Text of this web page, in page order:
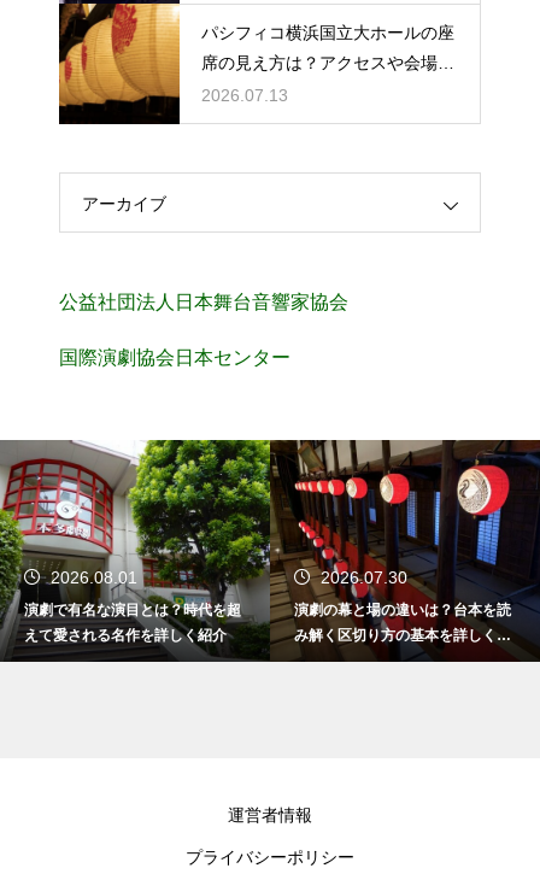
パシフィコ横浜国立大ホールの座
席の見え方は？アクセスや会場の
規模感も徹底チェック
2026.07.13
アーカイブ
公益社団法人日本舞台音響家協会
国際演劇協会日本センター
2026.08.01
演劇で有名な演目とは？時代を超
えて愛される名作を詳しく紹介
2026.07.30
演劇の幕と場の違いは？台本を読
み解く区切り方の基本を詳しく解
説
運営者情報
プライバシーポリシー